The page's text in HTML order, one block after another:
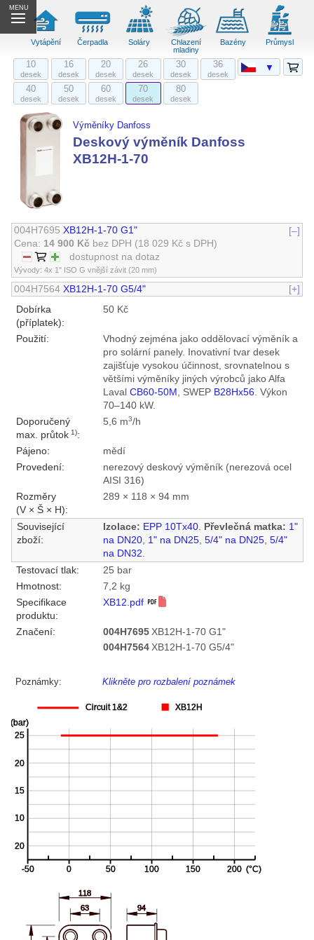
MENU
Vytápění Čerpadla Soláry
Chlazení
mladiny
Bazény Průmysl
10
desek
16
desek
20
desek
26
desek
30
desek
36
desek
40
desek
50
desek
60
desek
70
desek
80
desek
Výměníky Danfoss
Deskový výměník Danfoss
XB12H-1-70
004H7695 XB12H-1-70 G1"
[–]
Cena: 14 900 Kč bez DPH (18 029 Kč s DPH)
dostupnost na dotaz
Vývody: 4x 1" ISO G vnější závit (20 mm)
004H7564 XB12H-1-70 G5/4"
[+]
Dobírka
(příplatek):
50 Kč
Použití:
Vhodný zejména jako oddělovací výměník a
pro solární panely. Inovativní tvar desek
zajišťuje vysokou účinnost, srovnatelnou s
většími výměníky jiných výrobců jako Alfa
Laval CB60-50M , SWEP B28Hx56. Výkon
70–140 kW.
Doporučený
max. průtok1):
5,6 m3/h
Pájeno:
mědí
Provedení:
nerezový deskový výměník (nerezová ocel
AISI 316)
Rozměry
(V × Š × H):
289 × 118 × 94 mm
Související
zboží:
Izolace: EPP 10Tx40. Převlečná matka: 1"
na DN20, 1" na DN25, 5/4" na DN25, 5/4"
na DN32.
Testovací tlak:
25 bar
Hmotnost:
7,2 kg
Specifikace
produktu:
XB12.pdf
Značení: 004H7695 XB12H-1-70 G1"
004H7564 XB12H-1-70 G5/4"
Poznámky: Klikněte pro rozbalení poznámek
▼